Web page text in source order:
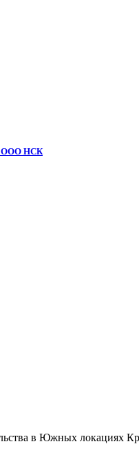
ООО НСК
в Южных локациях